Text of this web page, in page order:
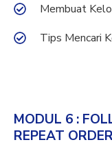
Membuat
Tips Mencari
MODUL 6 :
REPEAT ORDER